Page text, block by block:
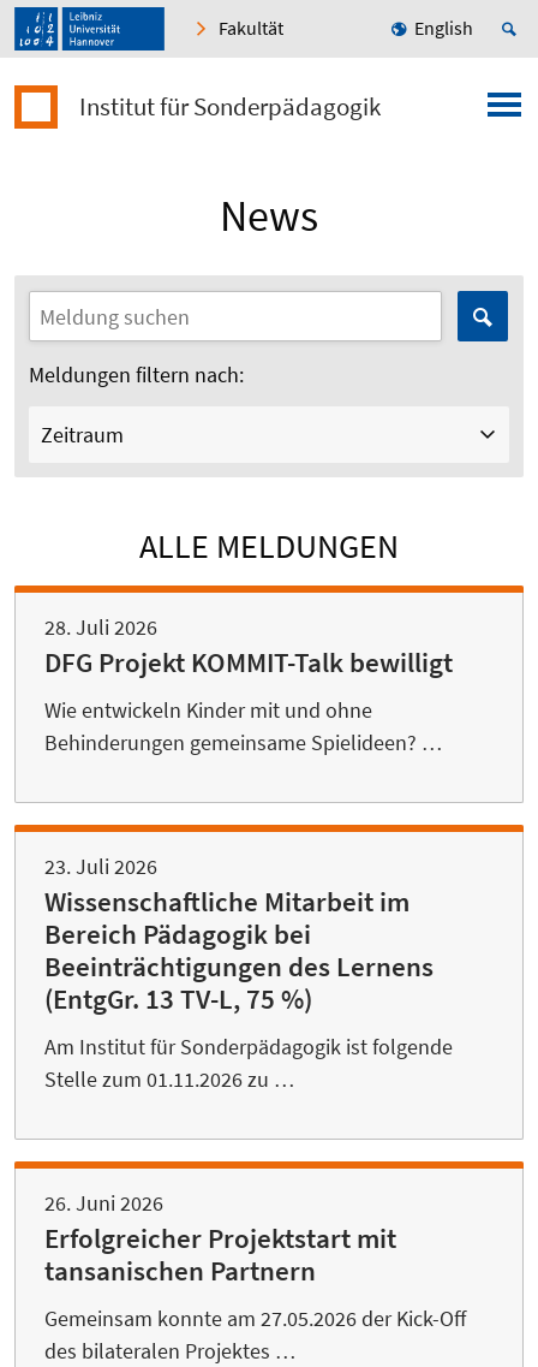
Fakultät English
Institut für Sonderpädagogik
News
Meldungen filtern nach:
Zeitraum
ALLE MELDUNGEN
28. Juli 2026
DFG Projekt KOMMIT-Talk bewilligt
Wie entwickeln Kinder mit und ohne
Behinderungen gemeinsame Spielideen? …
23. Juli 2026
Wissenschaftliche Mitarbeit im
Bereich Pädagogik bei
Beeinträchtigungen des Lernens
(EntgGr. 13 TV-L, 75 %)
Am Institut für Sonderpädagogik ist folgende
Stelle zum 01.11.2026 zu …
26. Juni 2026
Erfolgreicher Projektstart mit
tansanischen Partnern
Gemeinsam konnte am 27.05.2026 der Kick-Off
des bilateralen Projektes …